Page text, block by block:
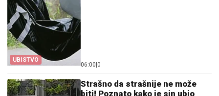
UBISTVO
06:00 0
Strašno da strašnije ne može
biti! Poznato kako je sin ubio